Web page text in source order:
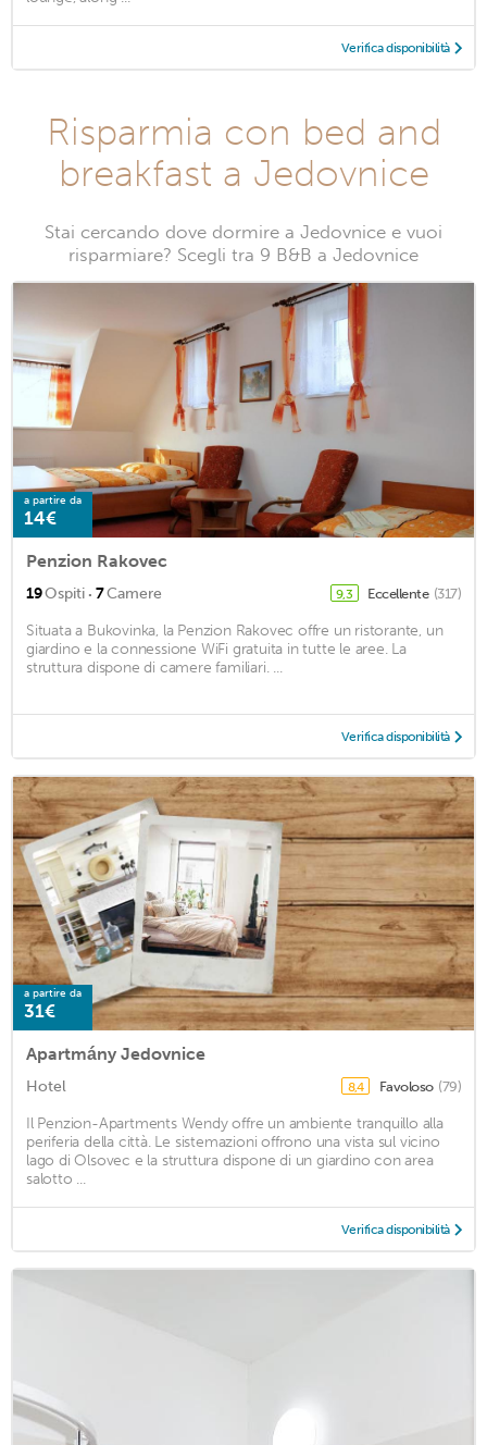
Verifica disponibilità
Risparmia con bed and
breakfast a Jedovnice
Stai cercando dove dormire a Jedovnice e vuoi
risparmiare? Scegli tra 9 B&B a Jedovnice
a partire da
14€
Penzion Rakovec
19Ospiti · 7Camere 9,3 Eccellente (317)
Situata a Bukovinka, la Penzion Rakovec offre un ristorante, un
giardino e la connessione WiFi gratuita in tutte le aree. La
struttura dispone di camere familiari. ...
Verifica disponibilità
a partire da
31€
Apartmány Jedovnice
Hotel 8,4 Favoloso (79)
Il Penzion-Apartments Wendy offre un ambiente tranquillo alla
periferia della città. Le sistemazioni offrono una vista sul vicino
lago di Olsovec e la struttura dispone di un giardino con area
salotto ...
Verifica disponibilità